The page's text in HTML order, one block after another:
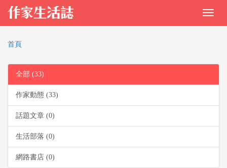
首頁
全部 (33)
作家動態 (33)
話題文章 (0)
生活部落 (0)
網路書店 (0)